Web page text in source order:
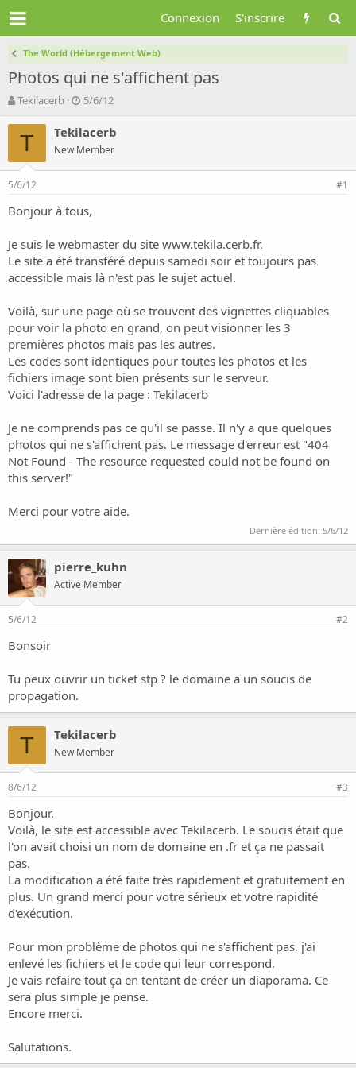
Connexion S'inscrire
The World (Hébergement Web)
Photos qui ne s'affichent pas
A
t
e
r
d
l
d
i
c
s
s
i
o
n
Tekilacerb
D
t
d
e
b
t
5/6/12
T Tekilacerb
New Member
5/6/12 #1
Bonjour à tous,
Je suis le webmaster du site www.tekila.cerb.fr.
Le site a été transféré depuis samedi soir et toujours pas
accessible mais là n'est pas le sujet actuel.
Voilà, sur une page où se trouvent des vignettes cliquables
pour voir la photo en grand, on peut visionner les 3
premières photos mais pas les autres.
Les codes sont identiques pour toutes les photos et les
fichiers image sont bien présents sur le serveur.
Voici l'adresse de la page : Tekilacerb
Je ne comprends pas ce qu'il se passe. Il n'y a que quelques
photos qui ne s'affichent pas. Le message d'erreur est "404
Not Found - The resource requested could not be found on
this server!"
Merci pour votre aide.
Dernière édition: 5/6/12
pierre_kuhn
Active Member
5/6/12 #2
Bonsoir
Tu peux ouvrir un ticket stp ? le domaine a un soucis de
propagation.
T Tekilacerb
New Member
8/6/12 #3
Bonjour.
Voilà, le site est accessible avec Tekilacerb. Le soucis était que
l'on avait choisi un nom de domaine en .fr et ça ne passait
pas.
La modification a été faite très rapidement et gratuitement en
plus. Un grand merci pour votre sérieux et votre rapidité
d'exécution.
Pour mon problème de photos qui ne s'affichent pas, j'ai
enlevé les fichiers et le code qui leur correspond.
Je vais refaire tout ça en tentant de créer un diaporama. Ce
sera plus simple je pense.
Encore merci.
Salutations.